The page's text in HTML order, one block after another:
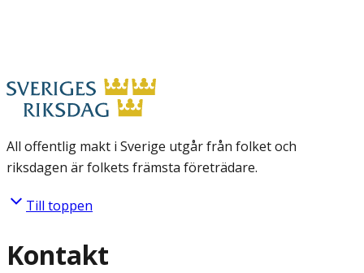
All offentlig makt i Sverige utgår från folket och
riksdagen är folkets främsta företrädare.
Till toppen
Kontakt